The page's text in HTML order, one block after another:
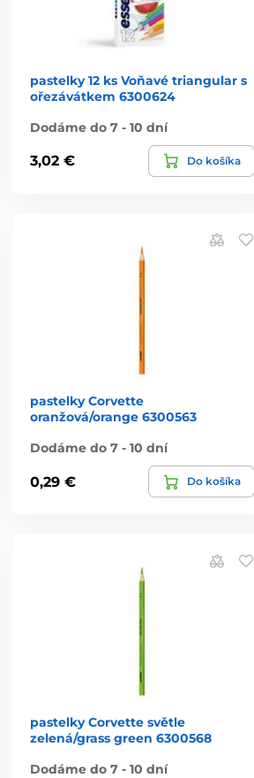
pastelky 12 ks Voňavé triangular s
ořezávátkem 6300624
Dodáme do 7 - 10 dní
3,02 € Do košíka
pastelky Corvette
oranžová/orange 6300563
Dodáme do 7 - 10 dní
0,29 € Do košíka
pastelky Corvette světle
zelená/grass green 6300568
Dodáme do 7 - 10 dní